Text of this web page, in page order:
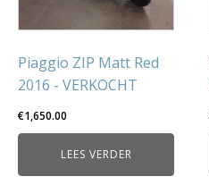
Piaggio ZIP Matt Red
2016 - VERKOCHT
€1,650.00
LEES VERDER